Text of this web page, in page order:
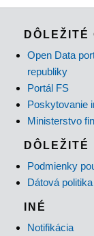
DÔLEŽITÉ
Open Data
republiky
Portál FS
Poskytovanie
Ministerstvo
DÔLEŽITÉ
Podmienky
Dátová politika
INÉ
Notifikácia